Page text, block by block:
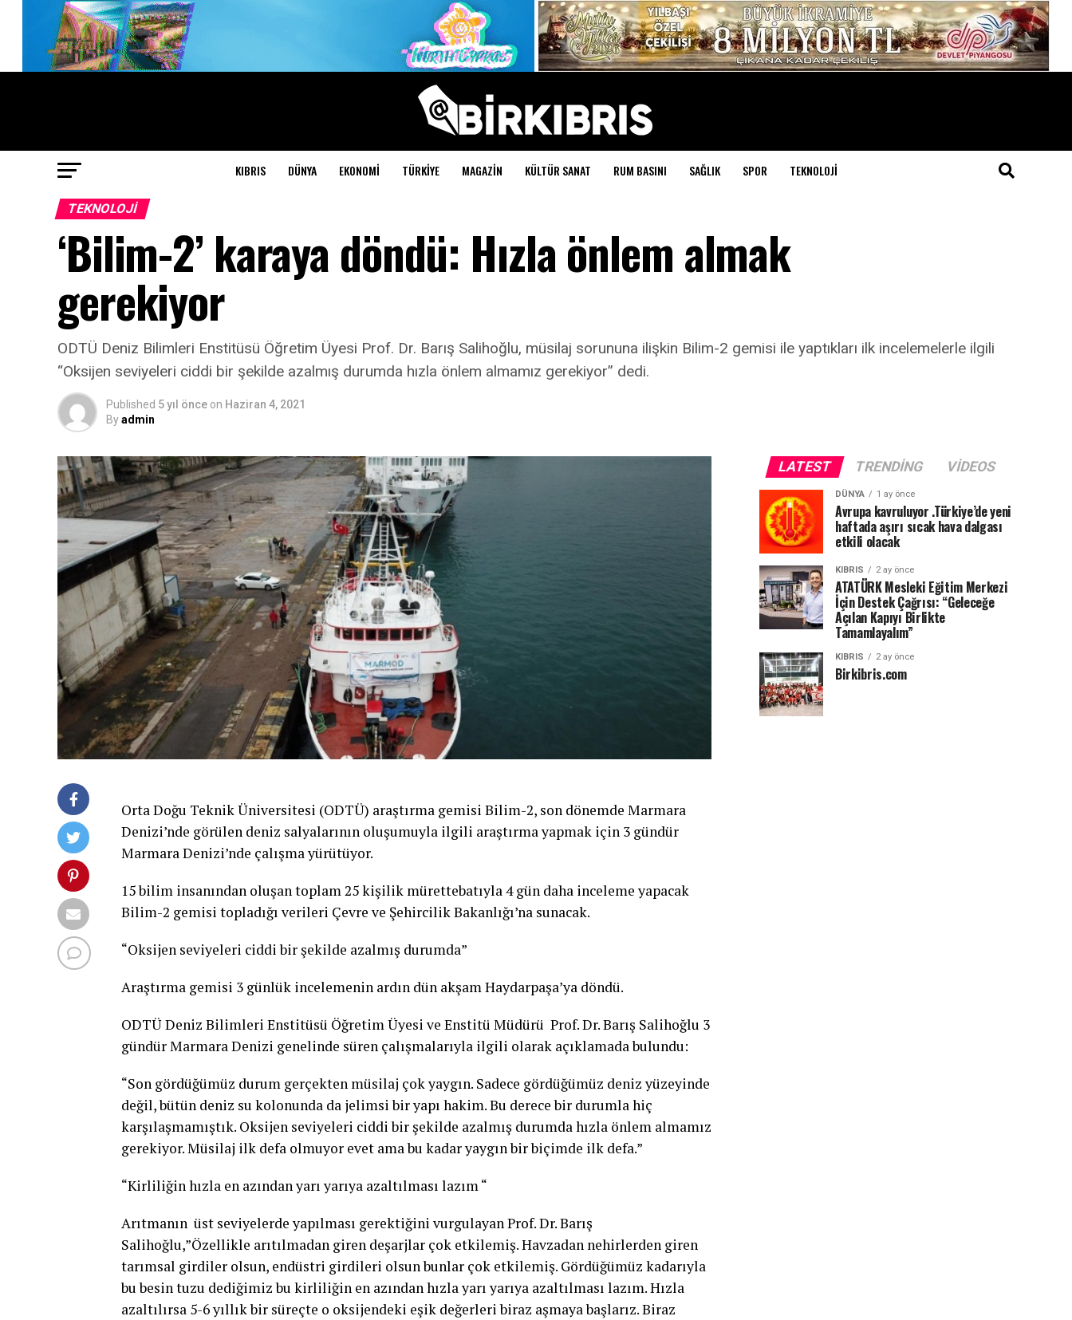
KIBRIS DÜNYA EKONOMI TÜRKIYE MAGAZIN KÜLTÜR SANAT RUM BASINI SAĞLIK SPOR TEKNOLOJI
TEKNOLOJI
‘Bilim-2’ karaya döndü: Hızla önlem almak
gerekiyor
ODTÜ Deniz Bilimleri Enstitüsü Öğretim Üyesi Prof. Dr. Barış Salihoğlu, müsilaj sorununa ilişkin Bilim-2 gemisi ile yaptıkları ilk incelemelerle ilgili
“Oksijen seviyeleri ciddi bir şekilde azalmış durumda hızla önlem almamız gerekiyor” dedi.
Published 5 yıl önce on Haziran 4, 2021
Byadmin
Orta Doğu Teknik Üniversitesi (ODTÜ) araştırma gemisi Bilim-2, son dönemde Marmara
Denizi’nde görülen deniz salyalarının oluşumuyla ilgili araştırma yapmak için 3 gündür
Marmara Denizi’nde çalışma yürütüyor.
15 bilim insanından oluşan toplam 25 kişilik mürettebatıyla 4 gün daha inceleme yapacak
Bilim-2 gemisi topladığı verileri Çevre ve Şehircilik Bakanlığı’na sunacak.
“Oksijen seviyeleri ciddi bir şekilde azalmış durumda”
Araştırma gemisi 3 günlük incelemenin ardın dün akşam Haydarpaşa’ya döndü.
ODTÜ Deniz Bilimleri Enstitüsü Öğretim Üyesi ve Enstitü Müdürü Prof. Dr. Barış Salihoğlu 3
gündür Marmara Denizi genelinde süren çalışmalarıyla ilgili olarak açıklamada bulundu:
“Son gördüğümüz durum gerçekten müsilaj çok yaygın. Sadece gördüğümüz deniz yüzeyinde
değil, bütün deniz su kolonunda da jelimsi bir yapı hakim. Bu derece bir durumla hiç
karşılaşmamıştık. Oksijen seviyeleri ciddi bir şekilde azalmış durumda hızla önlem almamız
gerekiyor. Müsilaj ilk defa olmuyor evet ama bu kadar yaygın bir biçimde ilk defa.”
“Kirliliğin hızla en azından yarı yarıya azaltılması lazım “
Arıtmanın üst seviyelerde yapılması gerektiğini vurgulayan Prof. Dr. Barış
Salihoğlu,”Özellikle arıtılmadan giren deşarjlar çok etkilemiş. Havzadan nehirlerden giren
tarımsal girdiler olsun, endüstri girdileri olsun bunlar çok etkilemiş. Gördüğümüz kadarıyla
bu besin tuzu dediğimiz bu kirliliğin en azından hızla yarı yarıya azaltılması lazım. Hızla
azaltılırsa 5-6 yıllık bir süreçte o oksijendeki eşik değerleri biraz aşmaya başlarız. Biraz
LATEST TRENDING VIDEOS
DÜNYA 1 ay önce
Avrupa kavruluyor .Türkiye’de yeni
haftada aşırı sıcak hava dalgası
etkili olacak
KIBRIS 2 ay önce
ATATÜRK Mesleki Eğitim Merkezi
İçin Destek Çağrısı: “Geleceğe
Açılan Kapıyı Birlikte
Tamamlayalım”
KIBRIS 2 ay önce
Birkibris.com